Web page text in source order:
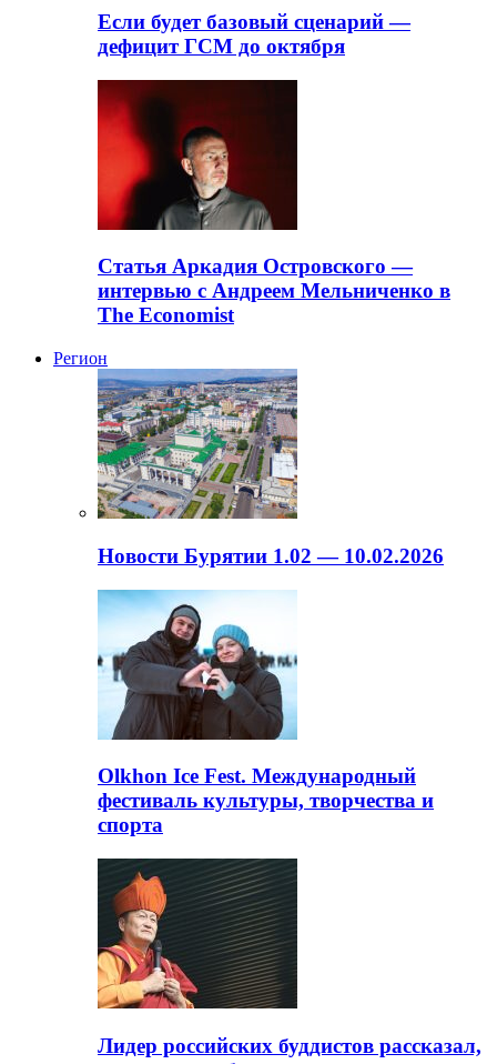
Если будет базовый сценарий —
дефицит ГСМ до октября
Статья Аркадия Островского —
интервью с Андреем Мельниченко в
The Economist
Регион
Новости Бурятии 1.02 — 10.02.2026
Olkhon Ice Fest. Международный
фестиваль культуры, творчества и
спорта
Лидер российских буддистов рассказал,